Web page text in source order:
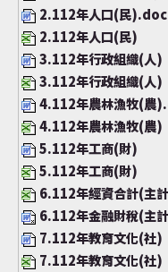
便民服務
資訊公開
民意交流
2.112年人口(民).doc
2.112年人口(民)
3.112年行政組織(人)
3.112年行政組織(人)
4.112年農林漁牧(農
4.112年農林漁牧(農)
5.112年工商(財)
5.112年工商(財)
6.112年經資合計(主
6.112年金融財稅(主
7.112年教育文化(社)
7.112年教育文化(社)